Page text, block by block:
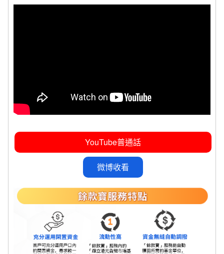
YouTube普通話
微博收看